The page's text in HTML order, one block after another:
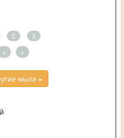
2 3
< >
мыла